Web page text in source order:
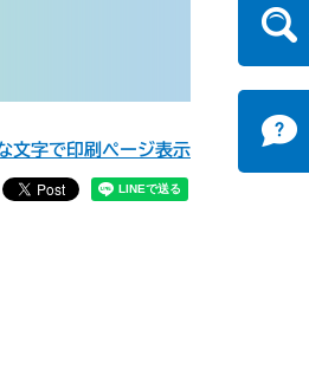
文字で印刷ページ表示